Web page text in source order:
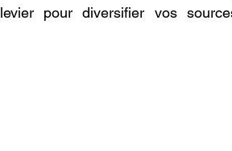
pour diversifier vos